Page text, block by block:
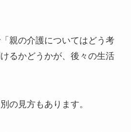
親の介護についてはどう考
るかどうかが、後々の生活
の見方もあります。